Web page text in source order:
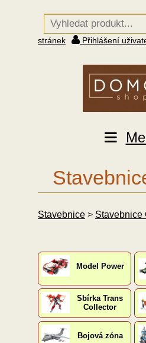
stránek
Přihlášení
Stavebnice > Stavebnice
Model Power
Sbírka Trans
Collector
Bojová zóna